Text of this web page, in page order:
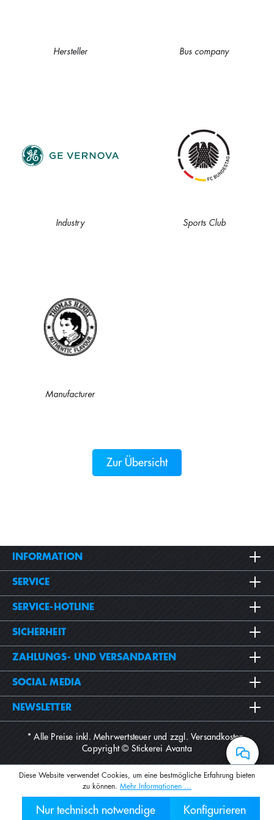
030 2000
Hersteller Bus company
Industry Sports Club
Manufacturer
Zur Übersicht
INFORMATION
SERVICE
SERVICE-HOTLINE
SICHERHEIT
ZAHLUNGS- UND VERSANDARTEN
SOCIAL MEDIA
NEWSLETTER
* Alle Preise inkl. Mehrwertsteuer und zzgl.Versandkosten.
Copyright © Stickerei Avanta
Diese Website verwendet Cookies, um eine bestmögliche Erfahrung bieten
zu können. Mehr Informationen ...
Nur technisch notwendige Konfigurieren